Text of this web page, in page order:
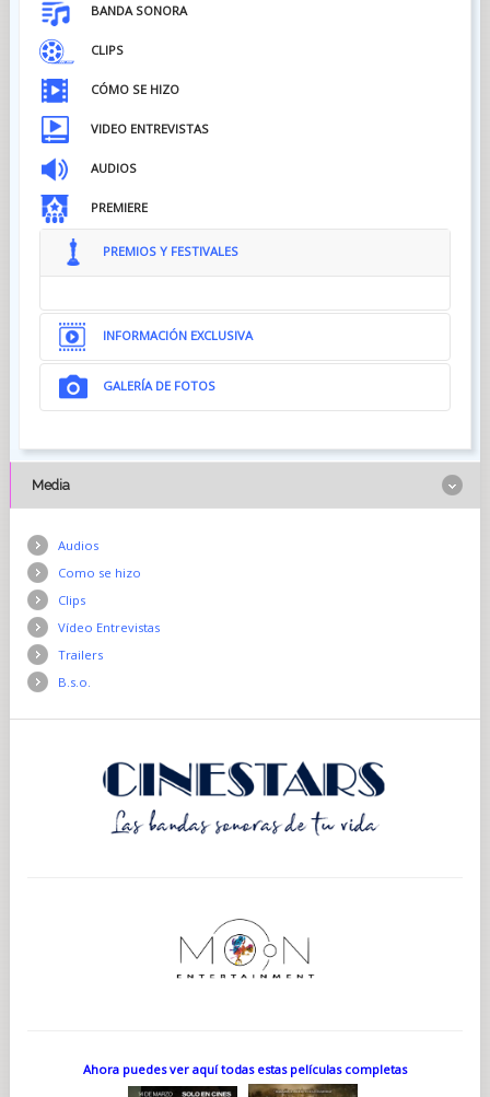
BANDA SONORA
CLIPS
CÓMO SE HIZO
VIDEO ENTREVISTAS
AUDIOS
PREMIERE
PREMIOS Y FESTIVALES
INFORMACIÓN EXCLUSIVA
GALERÍA DE FOTOS
Media
Audios
Como se hizo
Clips
Vídeo Entrevistas
Trailers
B.s.o.
Ahora puedes ver aquí todas estas películas completas